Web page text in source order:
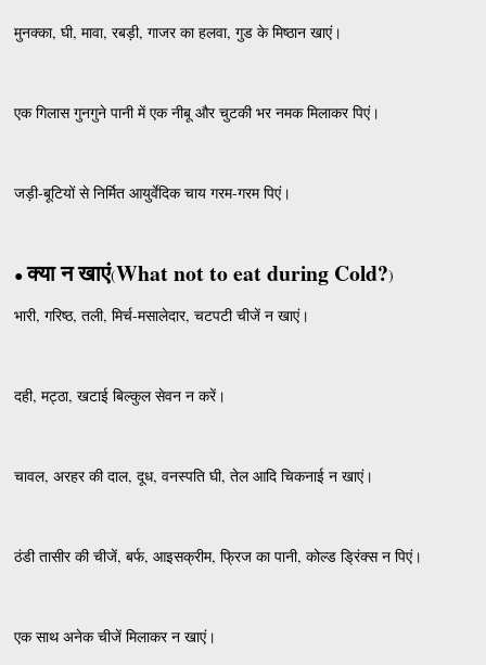
मुनक्का, घी, मावा, रबड़ी, गाजर का हलवा, गुड के मिष्ठान खाएं।
एक गिलास गुनगुने पानी में एक नीबू और चुटकी भर नमक मिलाकर पिएं।
जड़ी-बूटियों से निर्मित आयुर्वेदिक चाय गरम-गरम पिएं।
●क्या न खाएं(What not to eat during Cold?)
भारी, गरिष्ठ, तली, मिर्च-मसालेदार, चटपटी चीजें न खाएं।
दही, मट्ठा, खटाई बिल्कुल सेवन न करें।
चावल, अरहर की दाल, दूध, वनस्पति घी, तेल आदि चिकनाई न खाएं।
ठंडी तासीर की चीजें, बर्फ, आइसक्रीम, फ्रिज का पानी, कोल्ड ड्रिंक्स न पिएं।
एक साथ अनेक चीजें मिलाकर न खाएं।